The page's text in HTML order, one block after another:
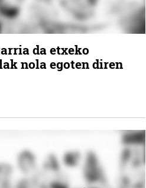
da etxeko
nola egoten diren